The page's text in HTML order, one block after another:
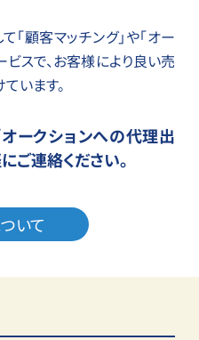
顧客マッチング」や「オー
スで、お客様により良い売
います。
オークションへの代理出
ご連絡ください。
いて